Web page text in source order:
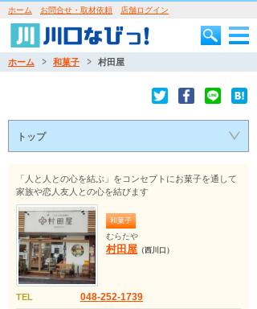
ホーム お問合せ・取材依頼 店舗ログイン
ホーム 和菓子 村田屋
トップ
「人と人との心を結ぶ」をコンセプトにお菓子を通して
家族や恋人友人との心を結びます
和菓子
むらたや
村田屋 （西川口）
TEL 048-252-1739